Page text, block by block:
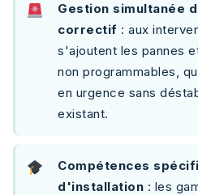
Gestion simultanée
correctif : aux
s'ajoutent les pannes
non programmables,
en urgence sans
existant.
Compétences
d'installation : les